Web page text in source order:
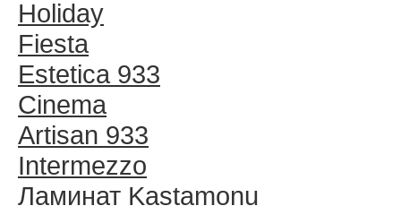
Holiday
Fiesta
Estetica 933
Cinema
Artisan 933
Intermezzo
Ламинат Kastamonu